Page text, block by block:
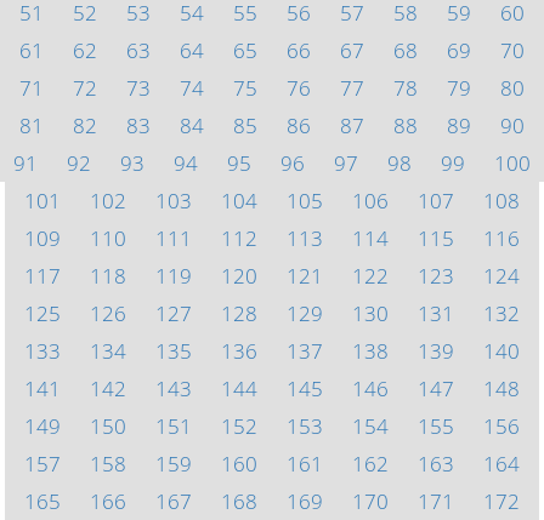
51
52 53 54 55 56 57 58 59
60
61
62 63 64 65 66 67 68 69
70
71
72 73 74 75 76 77 78 79
80
81
82 83 84 85 86 87 88 89
90
91
92 93 94 95 96 97 98 99
100
101
102 103 104 105 106 107
108
109
110 111 112 113 114 115
116
117
118 119 120 121 122 123
124
125
126 127 128 129 130 131
132
133
134 135 136 137 138 139
140
141
142 143 144 145 146 147
148
149
150 151 152 153 154 155
156
157
158 159 160 161 162 163
164
165
166 167 168 169 170 171
172